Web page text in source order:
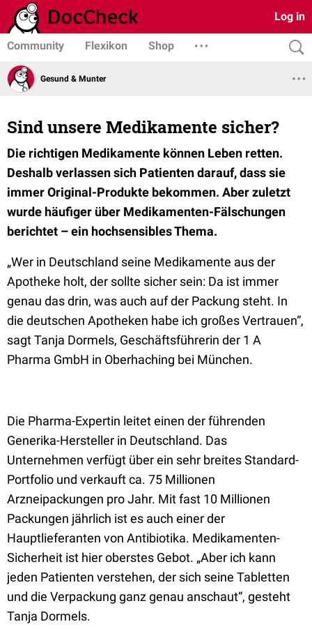
Log in
Community Flexikon Shop
Gesund & Munter
Sind unsere Medikamente sicher?
Die richtigen Medikamente können Leben retten.
Deshalb verlassen sich Patienten darauf, dass sie
immer Original-Produkte bekommen. Aber zuletzt
wurde häufiger über Medikamenten-Fälschungen
berichtet – ein hochsensibles Thema.
„Wer in Deutschland seine Medikamente aus der
Apotheke holt, der sollte sicher sein: Da ist immer
genau das drin, was auch auf der Packung steht. In
die deutschen Apotheken habe ich großes Vertrauen“,
sagt Tanja Dormels, Geschäftsführerin der 1 A
Pharma GmbH in Oberhaching bei München.
Die Pharma-Expertin leitet einen der führenden
Generika-Hersteller in Deutschland. Das
Unternehmen verfügt über ein sehr breites Standard-
Portfolio und verkauft ca. 75 Millionen
Arzneipackungen pro Jahr. Mit fast 10 Millionen
Packungen jährlich ist es auch einer der
Hauptlieferanten von Antibiotika. Medikamenten-
Sicherheit ist hier oberstes Gebot. „Aber ich kann
jeden Patienten verstehen, der sich seine Tabletten
und die Verpackung ganz genau anschaut“, gesteht
Tanja Dormels.